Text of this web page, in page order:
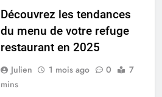
Découvrez les tendances
du menu de votre refuge
restaurant en 2025
Julien 1 mois ago 0
7
mins